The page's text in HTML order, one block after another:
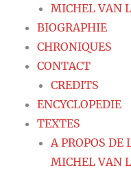
MICHEL VAN
BIOGRAPHIE
CHRONIQUES
CONTACT
CREDITS
ENCYCLOPEDIE
TEXTES
A PROPOS DE
MICHEL VAN